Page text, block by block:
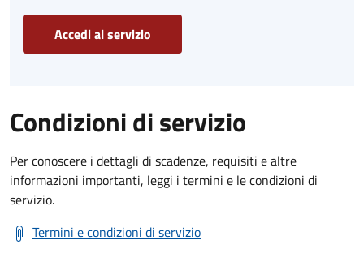
Accedi al servizio
Condizioni di servizio
Per conoscere i dettagli di scadenze, requisiti e altre
informazioni importanti, leggi i termini e le condizioni di
servizio.
Termini e condizioni di servizio